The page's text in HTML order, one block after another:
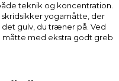
teknik og koncentration.
yogamåtte, der
gulv, du træner på. Ved
med ekstra godt greb